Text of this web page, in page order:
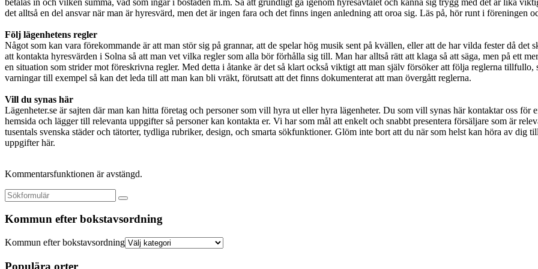
det alltså en del ansvar när man är hyresvärd, men det är ingen fara och det finns ingen anledning att oroa sig. Läs på, hör runt i föreningen
Följ lägenhetens regler
Något som kan vara förekommande är att man stör sig på grannar, att de spelar hög musik sent på kvällen, eller att de har vilda fester då det
att kontakta hyresvärden i Solna så att man vet vilka regler som alla bör förhålla sig till. Man har alltså rätt att klaga så att säga, men på ett
en situation som strider mot föreskrivna regler. Med detta i åtanke är det så klart också viktigt att man själv försöker att följa reglerna
varningar till exempel så kan det leda till att man kan bli vräkt, förutsatt att det finns dokumenterat att man övergått reglerna.
Vill du synas här
Lägenheter.se är sajten där man kan hitta företag och personer som vill hyra ut eller hyra lägenheter. Du som vill synas här kontaktar oss för
hemsida och lägger till relevanta uppgifter så personer kan kontakta er. Vi har som mål att enkelt och snabbt presentera försäljare som är
tusentals svenska städer och tätorter, tydliga rubriker, design, och smarta sökfunktioner. Glöm inte bort att du när som helst kan höra av
uppgifter här.
Kommentarsfunktionen är avstängd.
Kommun efter bokstavsordning
Kommun efter bokstavsordning
Populära orter